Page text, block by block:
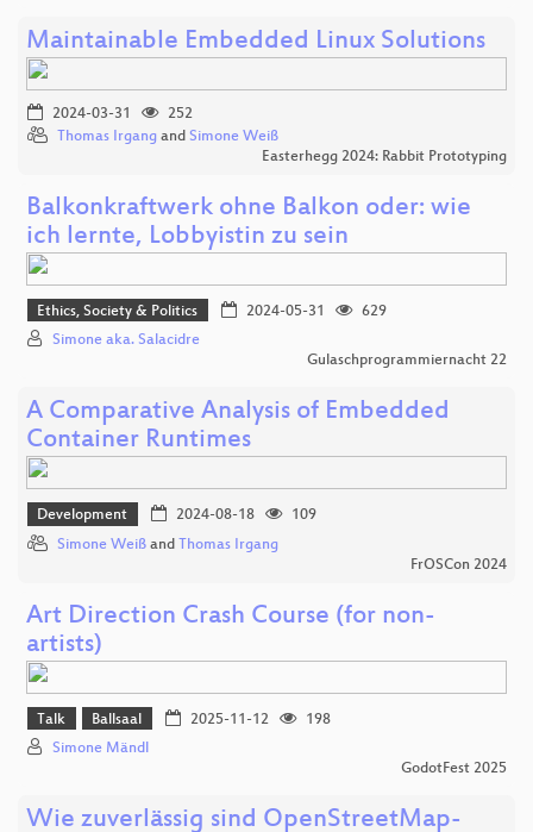
Maintainable Embedded Linux Solutions
2024-03-31
252
Thomas Irgang and Simone Weiß
Easterhegg 2024: Rabbit Prototyping
Balkonkraftwerk ohne Balkon oder: wie
ich lernte, Lobbyistin zu sein
Ethics, Society & Politics 2024-05-31
629
Simone aka. Salacidre
Gulaschprogrammiernacht 22
A Comparative Analysis of Embedded
Container Runtimes
Development 2024-08-18
109
Simone Weiß and Thomas Irgang
FrOSCon 2024
Art Direction Crash Course (for non-
artists)
Talk Ballsaal 2025-11-12
198
Simone Mändl
GodotFest 2025
Wie zuverlässig sind OpenStreetMap-